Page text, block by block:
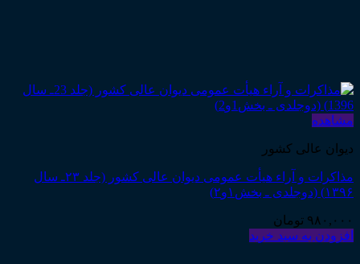
مشاهده
دیوان عالی کشور
مذاکرات و آراء هیأت عمومی دیوان عالی کشور (جلد ۲۳ـ سال
۱۳۹۶) (دوجلدی ـ بخش۱و۲)
۹۸۰,۰۰۰ تومان
افزودن به سبد خرید